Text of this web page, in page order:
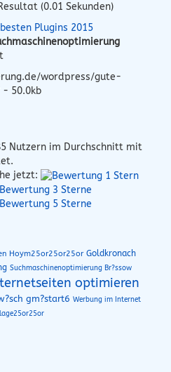
(0.01 Sekunden)
Plugins 2015
wordpress/gute-
50.0kb
Nutzern im Durchschnitt mit
jetzt:
Hoym25or25or25or Goldkronach
Suchmaschinenoptimierung Br?ssow
optimieren
gm?start6 Werbung im Internet